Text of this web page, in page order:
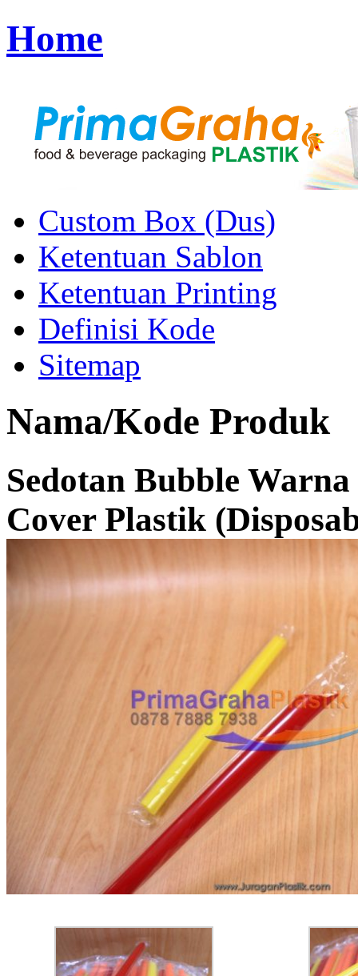
Home
Custom Box (Dus)
Ketentuan Sablon
Ketentuan Printing
Definisi Kode
Sitemap
Nama/Kode Produk
Sedotan Bubble
Cover Plastik